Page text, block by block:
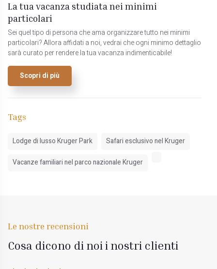
La tua vacanza studiata nei minimi
particolari
Sei quel tipo di persona che ama organizzare tutto nei minimi
particolari? Allora affidati a noi, vedrai che ogni minimo dettaglio
sarà curato per rendere la tua vacanza indimenticabile!
Scopri di più
Tags
Lodge di lusso Kruger Park Safari esclusivo nel Kruger
Vacanze familiari nel parco nazionale Kruger
Le nostre recensioni
Cosa dicono di noi i nostri clienti